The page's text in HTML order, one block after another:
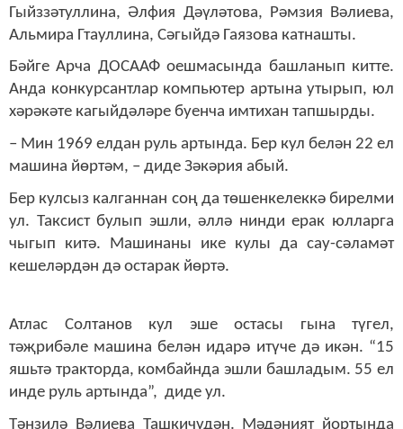
Гыйззәтуллина, Әлфия Дәүләтова, Рәмзия Вәлиева,
Альмира Гтауллина, Сәгыйдә Гаязова катнашты.
Бәйге Арча ДОСААФ оешмасында башланып китте.
Анда конкурсантлар компьютер артына утырып, юл
хәрәкәте кагыйдәләре буенча имтихан тапшырды.
– Мин 1969 елдан руль артында. Бер кул белән 22 ел
машина йөртәм, – диде Зәкәрия абый.
Бер кулсыз калганнан соң да төшенкелеккә бирелми
ул. Таксист булып эшли, әллә нинди ерак юлларга
чыгып китә. Машинаны ике кулы да сау-сәламәт
кешеләрдән дә остарак йөртә.
Атлас Солтанов кул эше остасы гына түгел,
тәҗрибәле машина белән идарә итүче дә икән. “15
яшьтә тракторда, комбайнда эшли башладым. 55 ел
инде руль артында”, диде ул.
Тәнзилә Вәлиева Ташкичүдән. Мәдәният йортында